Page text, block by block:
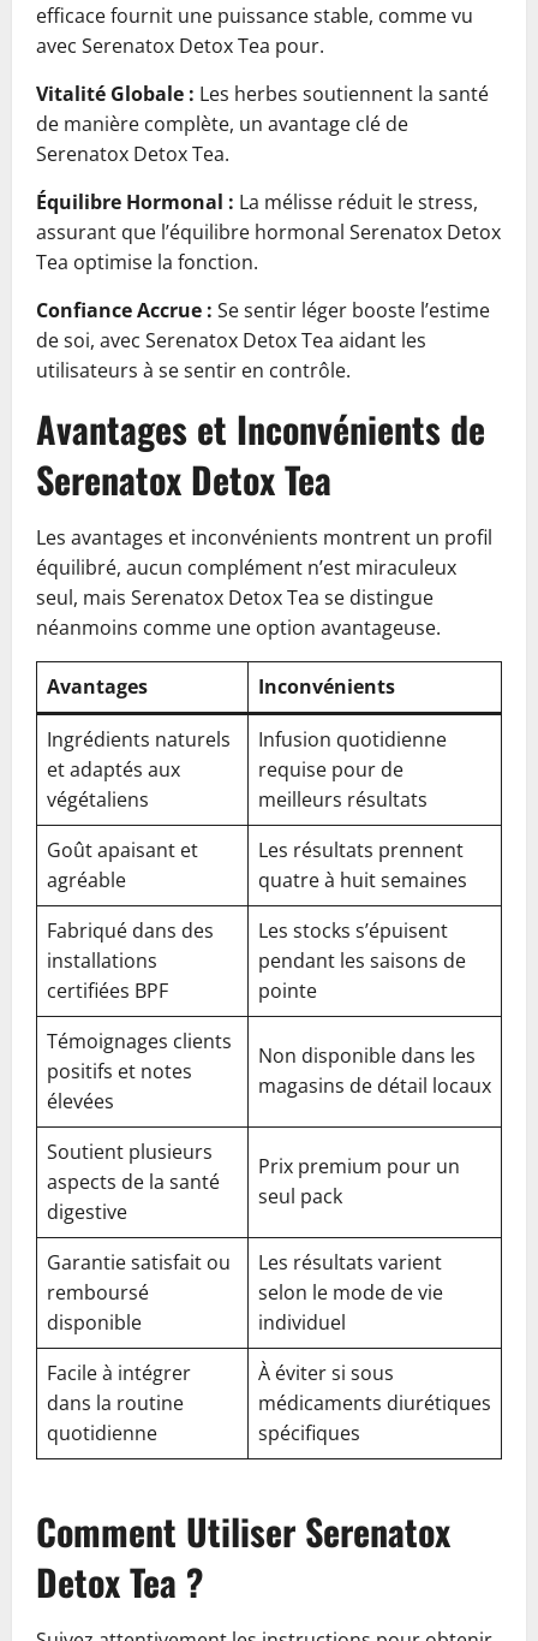
efficace fournit une puissance stable, comme vu
avec Serenatox Detox Tea pour.
Vitalité Globale : Les herbes soutiennent la santé
de manière complète, un avantage clé de
Serenatox Detox Tea.
Équilibre Hormonal : La mélisse réduit le stress,
assurant que l’équilibre hormonal Serenatox Detox
Tea optimise la fonction.
Confiance Accrue : Se sentir léger booste l’estime
de soi, avec Serenatox Detox Tea aidant les
utilisateurs à se sentir en contrôle.
Avantages et Inconvénients de
Serenatox Detox Tea
Les avantages et inconvénients montrent un profil
équilibré, aucun complément n’est miraculeux
seul, mais Serenatox Detox Tea se distingue
néanmoins comme une option avantageuse.
Avantages
Inconvénients
Ingrédients naturels
et adaptés aux
végétaliens
Infusion quotidienne
requise pour de
meilleurs résultats
Goût apaisant et
agréable
Les résultats prennent
quatre à huit semaines
Fabriqué dans des
installations
certifiées BPF
Les stocks s’épuisent
pendant les saisons de
pointe
Témoignages clients
positifs et notes
élevées
Non disponible dans les
magasins de détail locaux
Soutient plusieurs
aspects de la santé
digestive
Prix premium pour un
seul pack
Garantie satisfait ou
remboursé
disponible
Les résultats varient
selon le mode de vie
individuel
Facile à intégrer
dans la routine
quotidienne
À éviter si sous
médicaments diurétiques
spécifiques
Comment Utiliser Serenatox
Detox Tea ?